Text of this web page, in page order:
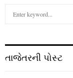
hતાજેતરની પોસ્ટ